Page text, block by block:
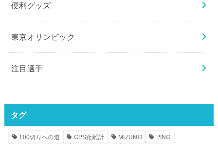
便利グッズ
東京オリンピック
注目選手
タグ
100切りへの道 GPS距離計 MIZUNO PING